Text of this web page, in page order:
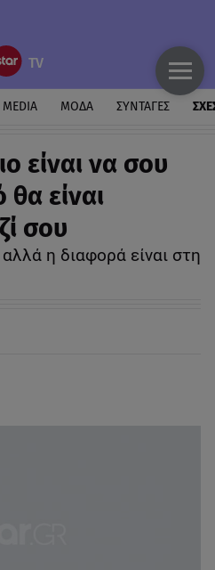
MEDIA ΜΟΔΑ ΣΥΝΤΑΓΕΣ
είναι να σου
είναι
σου
η διαφορά είναι στη